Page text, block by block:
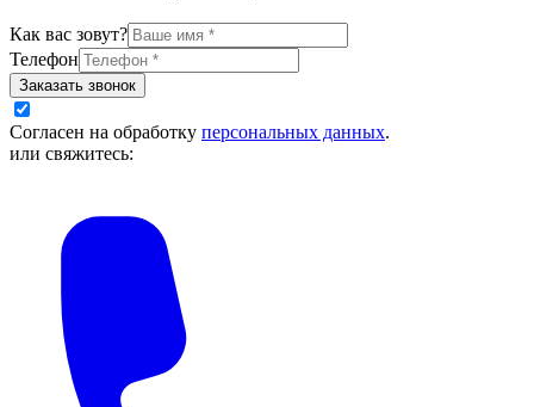
Как вас зовут?
Телефон
Заказать звонок
Согласен на обработку персональных данных.
или свяжитесь: